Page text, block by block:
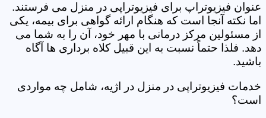
عنوان فیزیوتراپ برای فیزیوتراپی در منزل می فرستند.
اما نکته آنجا است که هنگام ارائه گواهی برای بیمه، یکی
از مسئولین مرکز درمانی با مهر خود، آن را به شما می
دهد. فلذا حتماً نسبت به این قبیل کلاه برداری ها آگاه
باشید.
خدمات فیزیوتراپی در منزل در اژیه، شامل چه مواردی
است؟